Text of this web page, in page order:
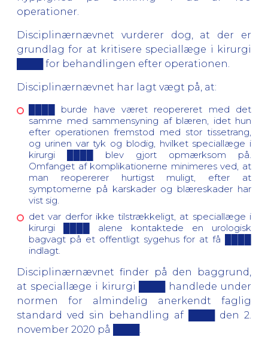
operationer.
Disciplinærnævnet vurderer dog, at der er
grundlag for at kritisere speciallæge i kirurgi
████ for behandlingen efter operationen.
Disciplinærnævnet har lagt vægt på, at:
████ burde have været reopereret med det
samme med sammensyning af blæren, idet hun
efter operationen fremstod med stor tissetrang,
og urinen var tyk og blodig, hvilket speciallæge i
kirurgi ████ blev gjort opmærksom på.
Omfanget af komplikationerne minimeres ved, at
man reopererer hurtigst muligt, efter at
symptomerne på karskader og blæreskader har
vist sig.
det var derfor ikke tilstrækkeligt, at speciallæge i
kirurgi ████ alene kontaktede en urologisk
bagvagt på et offentligt sygehus for at få ████
indlagt.
Disciplinærnævnet finder på den baggrund,
at speciallæge i kirurgi ████ handlede under
normen for almindelig anerkendt faglig
standard ved sin behandling af ████ den 2.
november 2020 på ████.